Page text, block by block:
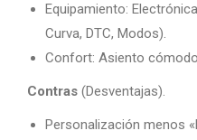
Equipamiento:
Curva, DTC, Modos).
Confort: Asiento
Contras (Desventajas).
Personalización menos